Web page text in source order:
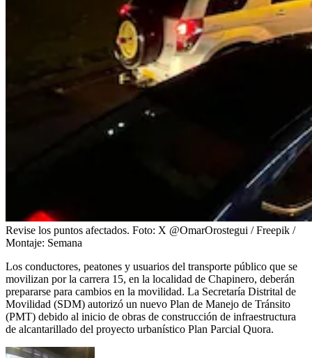
Revise los puntos afectados. Foto: X @OmarOrostegui / Freepik /
Montaje: Semana
Los conductores, peatones y usuarios del transporte público que se
movilizan por la carrera 15, en la localidad de Chapinero, deberán
prepararse para cambios en la movilidad. La Secretaría Distrital de
Movilidad (SDM) autorizó un nuevo Plan de Manejo de Tránsito
(PMT) debido al inicio de obras de construcción de infraestructura
de alcantarillado del proyecto urbanístico Plan Parcial Quora.